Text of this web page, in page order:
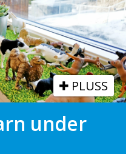
PLUSS
under